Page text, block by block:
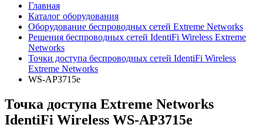
Главная
Каталог оборудования
Оборудование беспроводных сетей Extreme Networks
Решения беспроводных сетей IdentiFi Wireless Extreme
Networks
Точки доступа беспроводных сетей IdentiFi Wireless
Extreme Networks
WS-AP3715e
Точка доступа Extreme Networks
IdentiFi Wireless WS-AP3715e